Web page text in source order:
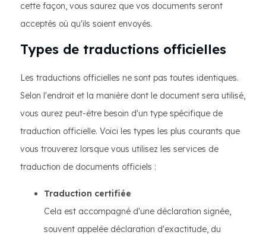
cette façon, vous saurez que vos documents seront
acceptés où qu'ils soient envoyés.
Types de traductions officielles
Les traductions officielles ne sont pas toutes identiques.
Selon l'endroit et la manière dont le document sera utilisé,
vous aurez peut-être besoin d'un type spécifique de
traduction officielle. Voici les types les plus courants que
vous trouverez lorsque vous utilisez les services de
traduction de documents officiels :
Traduction certifiée
Cela est accompagné d'une déclaration signée,
souvent appelée déclaration d'exactitude, du